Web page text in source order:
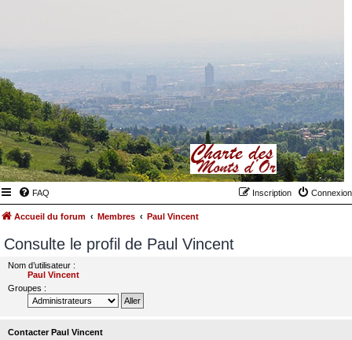
FAQ Connexion
Inscription
Accueil du forum Membres Paul Vincent
Consulte le profil de Paul Vincent
Nom d’utilisateur :
Paul Vincent
Groupes :
Contacter Paul Vincent